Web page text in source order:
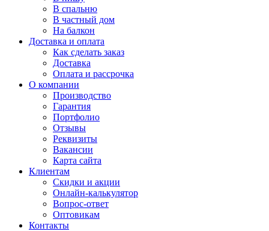
В спальню
В частный дом
На балкон
Доставка и оплата
Как сделать заказ
Доставка
Оплата и рассрочка
О компании
Производство
Гарантия
Портфолио
Отзывы
Реквизиты
Вакансии
Карта сайта
Клиентам
Скидки и акции
Онлайн-калькулятор
Вопрос-ответ
Оптовикам
Контакты